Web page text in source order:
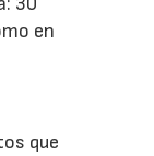
en
que